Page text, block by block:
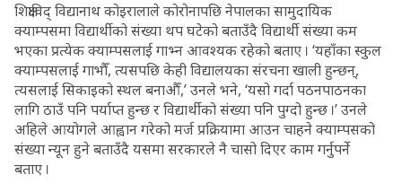
शिक्षाविद् विद्यानाथ कोइरालाले कोरोनापछि नेपालका सामुदायिक
क्याम्पसमा विद्यार्थीको संख्या थप घटेको बताउँदै विद्यार्थी संख्या कम
भएका प्रत्येक क्याम्पसलाई गाभ्न आवश्यक रहेको बताए । ‘यहाँका स्कुल
क्याम्पसलाई गाभौँ, त्यसपछि केही विद्यालयका संरचना खाली हुन्छन्,
त्यसलाई सिकाइको स्थल बनाऔँ,’ उनले भने, ‘यसो गर्दा पठनपाठनका
लागि ठाउँ पनि पर्याप्त हुन्छ र विद्यार्थीको संख्या पनि पुग्दो हुन्छ ।’ उनले
अहिले आयोगले आह्वान गरेको मर्ज प्रक्रियामा आउन चाहने क्याम्पसको
संख्या न्यून हुने बताउँदै यसमा सरकारले नै चासो दिएर काम गर्नुपर्ने
बताए ।